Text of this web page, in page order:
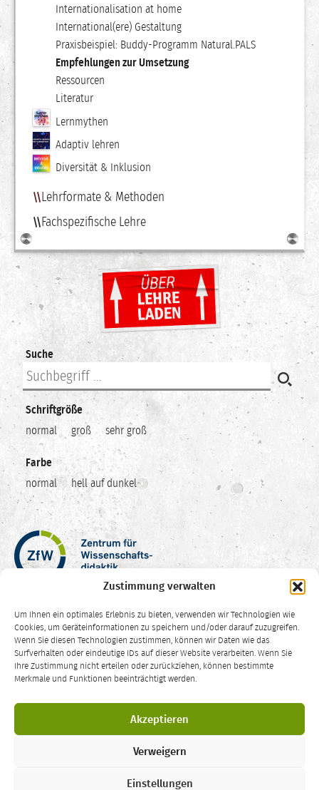
Zustimmung verwalten
Um Ihnen ein optimales Erlebnis zu bieten, verwenden wir Technologien wie
Cookies, um Geräteinformationen zu speichern und/oder darauf zuzugreifen.
Wenn Sie diesen Technologien zustimmen, können wir Daten wie das
Surfverhalten oder eindeutige IDs auf dieser Website verarbeiten. Wenn Sie
Ihre Zustimmung nicht erteilen oder zurückziehen, können bestimmte
Merkmale und Funktionen beeinträchtigt werden.
Akzeptieren
Verweigern
Einstellungen
Internationalisation at home
International(ere) Gestaltung
Praxisbeispiel: Buddy-Programm Natural.PALS
Empfehlungen zur Umsetzung
Ressourcen
Literatur
Lernmythen
Adaptiv lehren
Diversität & Inklusion
Lehrformate & Methoden
Fachspezifische Lehre
Suche
Schriftgröße
normal
groß sehr groß
Farbe
normal
hell auf dunkel
Zentrum
für
Wissenschaftsdidaktik
Ruhr-
Universität
Bochum
CC
SA
Die Inhalte dieser Website sind – sofern nicht anders vermerkt – lizenziert
Creative Commons Namensnennung Weitergabe unter
gleichen Bedingungen 4.0 International Lizenz.
ist ein Angebot desZentrums für Wissenschaftsdidaktik